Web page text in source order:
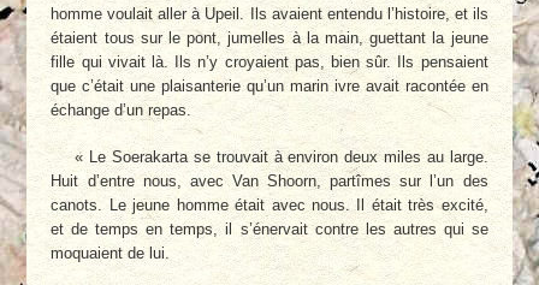
homme voulait aller à Upeil. Ils avaient entendu l’histoire, et ils
étaient tous sur le pont, jumelles à la main, guettant la jeune
fille qui vivait là. Ils n’y croyaient pas, bien sûr. Ils pensaient
que c’était une plaisanterie qu’un marin ivre avait racontée en
échange d’un repas.
« Le Soerakarta se trouvait à environ deux miles au large.
Huit d’entre nous, avec Van Shoorn, partîmes sur l’un des
canots. Le jeune homme était avec nous. Il était très excité,
et de temps en temps, il s’énervait contre les autres qui se
moquaient de lui.